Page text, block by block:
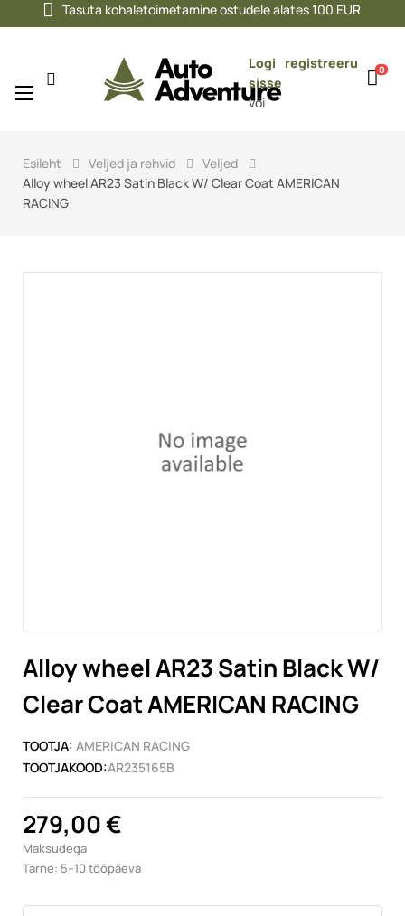
Tasuta kohaletoimetamine ostudele alates 100 EUR
Logi
sisse
või
registreeru 0
Toggle
☰
Esileht Veljed ja rehvid
Veljed
Alloy wheel AR23 Satin Black W/ Clear Coat AMERICAN
RACING
Alloy wheel AR23 Satin Black W/
Clear Coat AMERICAN RACING
TOOTJA: AMERICAN RACING
TOOTJAKOOD:AR235165B
279,00 €
Maksudega
Tarne: 5–10 tööpäeva